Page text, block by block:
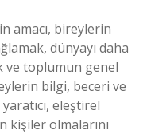
amacı, bireylerin
dünyayı daha
ve toplumun genel
bilgi, beceri ve
eleştirel
kişiler olmalarını